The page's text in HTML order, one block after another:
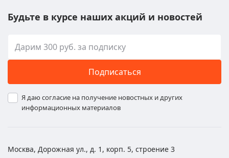
Будьте в курсе наших акций и новостей
Подписаться
Я даю согласие на получение новостных и других
информационных материалов
Москва, Дорожная ул., д. 1, корп. 5, строение 3